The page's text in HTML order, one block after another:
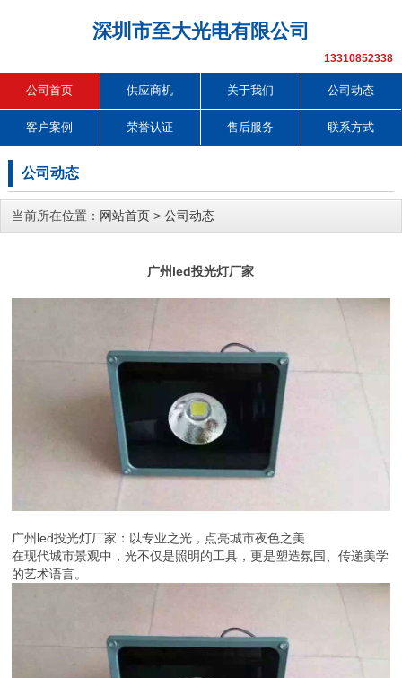
深圳市至大光电有限公司
13310852338
公司首页 供应商机 关于我们 公司动态
客户案例 荣誉认证 售后服务 联系方式
公司动态
当前所在位置： 网站首页 > 公司动态
广州led投光灯厂家
广州led投光灯厂家：以专业之光，点亮城市夜色之美
在现代城市景观中，光不仅是照明的工具，更是塑造氛围、传递美学
的艺术语言。